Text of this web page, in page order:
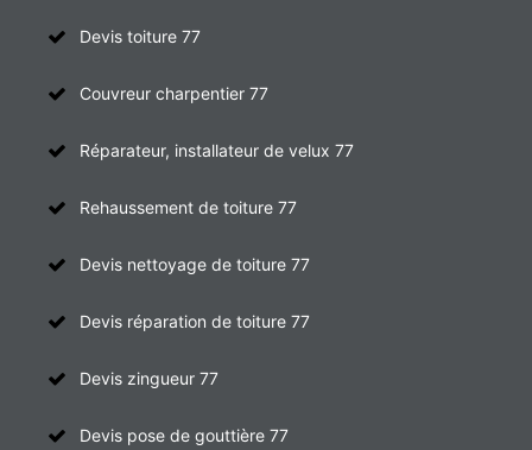
Devis toiture 77
Couvreur charpentier 77
Réparateur, installateur de velux 77
Rehaussement de toiture 77
Devis nettoyage de toiture 77
Devis réparation de toiture 77
Devis zingueur 77
Devis pose de gouttière 77